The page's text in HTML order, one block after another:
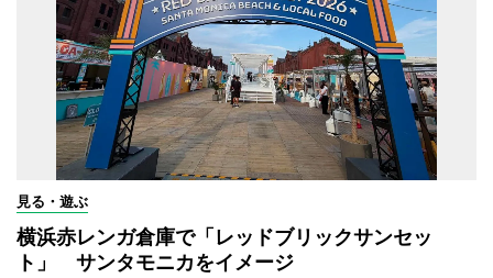
見る・遊ぶ
横浜赤レンガ倉庫で「レッドブリックサンセッ
ト」 サンタモニカをイメージ